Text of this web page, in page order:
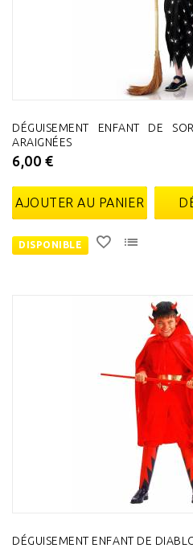
DÉGUISEMENT ENFANT DE
ARAIGNÉES
6,00 €
AJOUTER AU PANIER
DISPONIBLE
DÉGUISEMENT ENFANT DE